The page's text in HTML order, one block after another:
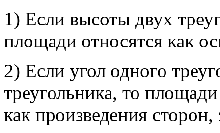
1) Если высоты двух
площади относятся как
2) Если угол одного
треугольника, то
как произведения